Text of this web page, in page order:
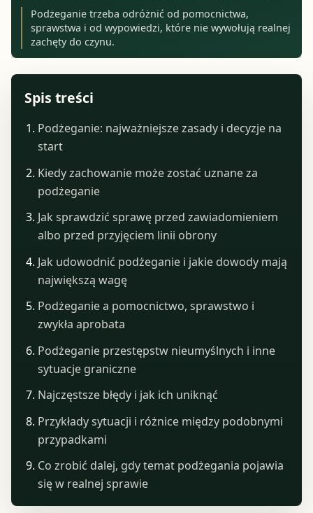
Podżeganie trzeba odróżnić od pomocnictwa,
sprawstwa i od wypowiedzi, które nie wywołują realnej
zachęty do czynu.
Spis treści
Podżeganie: najważniejsze zasady i decyzje na
start
Kiedy zachowanie może zostać uznane za
podżeganie
Jak sprawdzić sprawę przed zawiadomieniem
albo przed przyjęciem linii obrony
Jak udowodnić podżeganie i jakie dowody mają
największą wagę
Podżeganie a pomocnictwo, sprawstwo i
zwykła aprobata
Podżeganie przestępstw nieumyślnych i inne
sytuacje graniczne
Najczęstsze błędy i jak ich uniknąć
Przykłady sytuacji i różnice między podobnymi
przypadkami
Co zrobić dalej, gdy temat podżegania pojawia
się w realnej sprawie